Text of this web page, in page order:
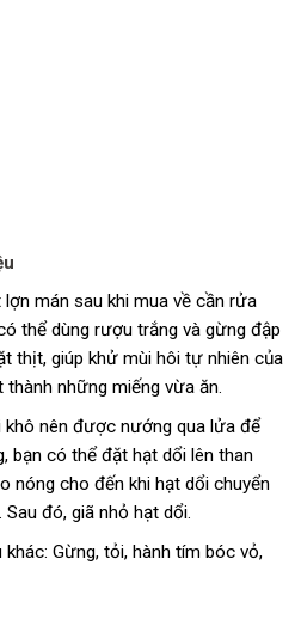
mán sau khi mua về cần rửa
thể dùng rượu trắng và gừng đập
thịt, giúp khử mùi hôi tự nhiên của
những miếng vừa ăn.
khô nên được nướng qua lửa để
bạn có thể đặt hạt dổi lên than
nóng cho đến khi hạt dổi chuyển
đó, giã nhỏ hạt dổi.
Gừng, tỏi, hành tím bóc vỏ,